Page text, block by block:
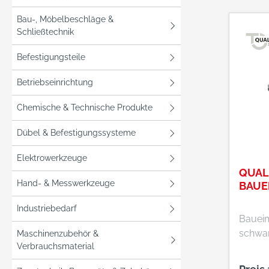
Bau-, Möbelbeschläge &
Schließtechnik
Befestigungsteile
Betriebseinrichtung
Chemische & Technische Produkte
Dübel & Befestigungssysteme
Elektrowerkzeuge
Hand- & Messwerkzeuge
Industriebedarf
Maschinenzubehör &
Verbrauchsmaterial
gute
230 x
SDS-
mm